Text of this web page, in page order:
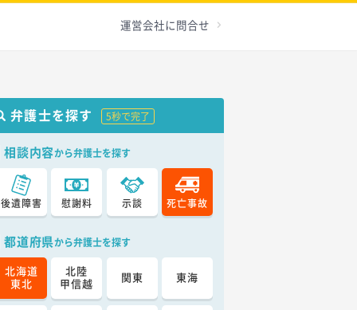
運営会社に問合せ
弁護士を探す 5秒で完了
相談内容から弁護士を探す
後遺障害 慰謝料 示談 死亡事故
都道府県から弁護士を探す
北海道
東北
北陸
甲信越
関東 東海